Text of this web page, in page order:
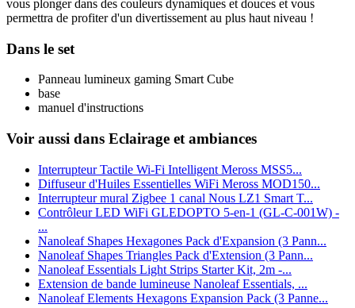
vous plonger dans des couleurs dynamiques et douces et vous
permettra de profiter d'un divertissement au plus haut niveau !
Dans le set
Panneau lumineux gaming Smart Cube
base
manuel d'instructions
Voir aussi dans Eclairage et ambiances
Interrupteur Tactile Wi-Fi Intelligent Meross MSS5...
Diffuseur d'Huiles Essentielles WiFi Meross MOD150...
Interrupteur mural Zigbee 1 canal Nous LZ1 Smart T...
Contrôleur LED WiFi GLEDOPTO 5-en-1 (GL-C-001W) -
...
Nanoleaf Shapes Hexagones Pack d'Expansion (3 Pann...
Nanoleaf Shapes Triangles Pack d'Extension (3 Pann...
Nanoleaf Essentials Light Strips Starter Kit, 2m -...
Extension de bande lumineuse Nanoleaf Essentials, ...
Nanoleaf Elements Hexagons Expansion Pack (3 Panne...